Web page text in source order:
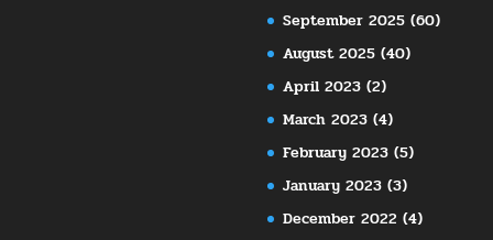
September 2025 (60)
August 2025 (40)
April 2023 (2)
March 2023 (4)
February 2023 (5)
January 2023 (3)
December 2022 (4)